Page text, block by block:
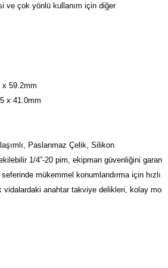
ve çok yönlü kullanım için diğer
x 59.2mm
x 41.0mm
Paslanmaz Çelik, Silikon
1/4”-20 pim, ekipman güvenliğini
mükemmel konumlandırma için hızlı
vidalardaki anahtar takviye delikleri, kolay